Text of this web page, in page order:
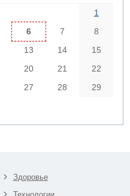
1
6 7
8
13 14
15
20 21
22
27 28
29
Здоровье